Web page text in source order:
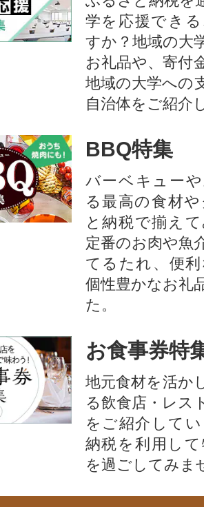
学を応援でき
すか？地域の大
お礼品や、寄付
地域の大学への
自治体をご紹介
BBQ特集
バーベキュー
る最高の食材
と納税で揃え
定番のお肉や魚
てるたれ、便
個性豊かなお礼
た。
お食事券特
地元食材を活か
る飲食店・レス
をご紹介して
納税を利用し
を過ごしてみま